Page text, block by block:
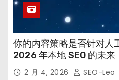
你的内容策略是否针对人
2026 年本地 SEO 的未来
2 月 4, 2026 SEO-Leo